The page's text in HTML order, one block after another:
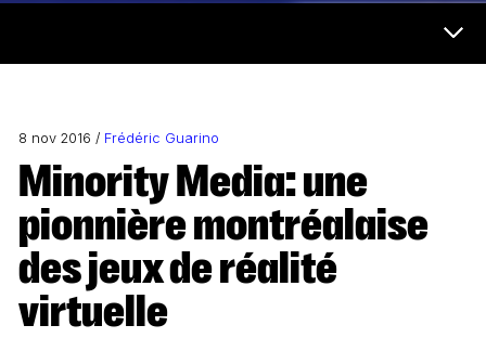
8 nov 2016 / Frédéric Guarino
Minority Media: une
pionnière montréalaise
des jeux de réalité
virtuelle